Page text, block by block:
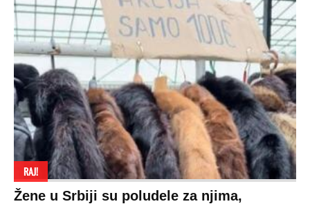
RAJ!
Žene u Srbiji su poludele za njima,